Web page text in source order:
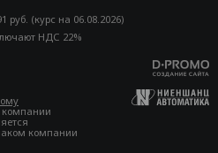
руб. (курс на 06.08.2026)
НДС 22%
компании
компании